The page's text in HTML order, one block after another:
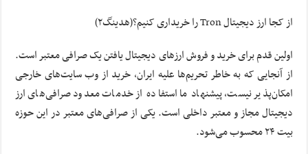
از کجا ارز دیجیتال Tron را خریداری کنیم؟(هدینگ۲)
اولین قدم برای خرید و فروش ارزهای دیجیتال یافتن یک صرافی معتبر است.
از آنجایی که به خاطر تحریم‌ها علیه ایران، خرید از وب سایت‌های خارجی
امکان‌پذیر نیست، پیشنهاد ما استفاده از خدمات معدود صرافی‌های ارز
دیجیتال مجاز و معتبر داخلی است. یکی از صرافی‌های معتبر در این حوزه
بیت ۲۴ محسوب می‌شود.